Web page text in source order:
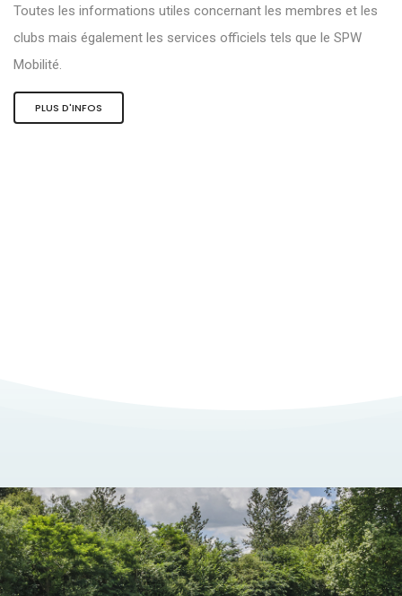
Toutes les informations utiles concernant les membres et les
clubs mais également les services officiels tels que le SPW
Mobilité.
PLUS D'INFOS